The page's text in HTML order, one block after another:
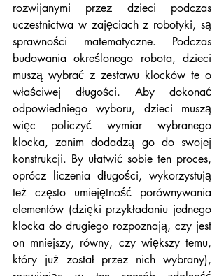
rozwijanymi przez dzieci podczas
uczestnictwa w zajęciach z robotyki, są
sprawności matematyczne. Podczas
budowania określonego robota, dzieci
muszą wybrać z zestawu klocków te o
właściwej długości. Aby dokonać
odpowiedniego wyboru, dzieci muszą
więc policzyć wymiar wybranego
klocka, zanim dodadzą go do swojej
konstrukcji. By ułatwić sobie ten proces,
oprócz liczenia długości, wykorzystują
też często umiejętność porównywania
elementów (dzięki przykładaniu jednego
klocka do drugiego rozpoznają, czy jest
on mniejszy, równy, czy większy temu,
który już został przez nich wybrany),